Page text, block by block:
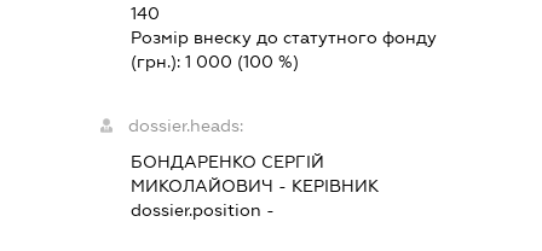
140
Розмір внеску до статутного фонду
(грн.): 1 000 (100 %)
dossier.heads:
БОНДАРЕНКО СЕРГІЙ
МИКОЛАЙОВИЧ - КЕРІВНИК
dossier.position -